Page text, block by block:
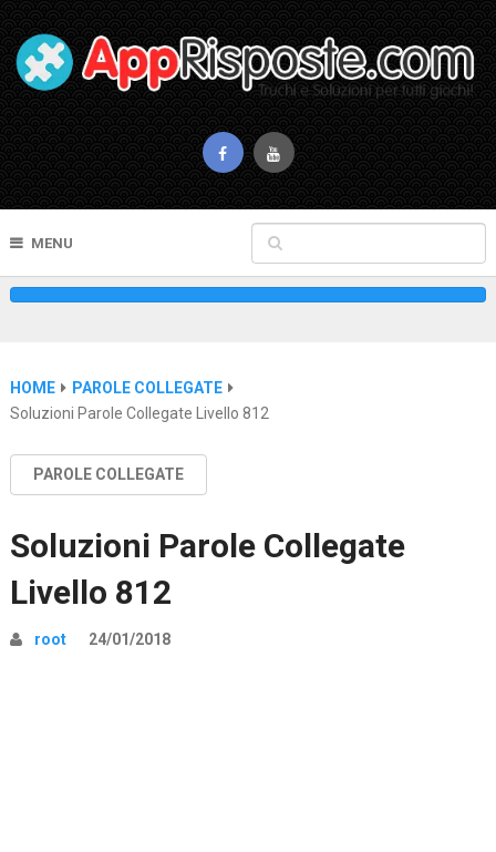
MENU
HOME
PAROLE COLLEGATE
Soluzioni Parole Collegate Livello 812
PAROLE COLLEGATE
Soluzioni Parole Collegate
Livello 812
root 24/01/2018